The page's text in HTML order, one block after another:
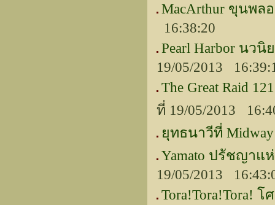
MacArthur ขุนพล
16:38:20
Pearl Harbor นว
19/05/2013
The Great Raid
ที่ 19/05/2013
ยุทธนาวีที่
Yamato ปรัชญาแ
19/05/2013
Tora!Tora!Tora!